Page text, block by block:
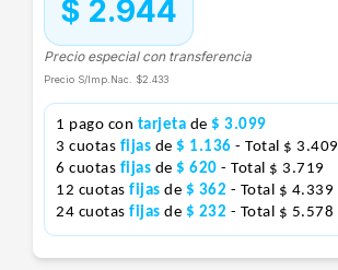
$ 2.944
Precio especial con transferencia
Precio S/Imp.Nac. $2.433
1 pago con tarjeta de $ 3.099
3 cuotas fijas de $ 1.136 - Total $ 3.409
6 cuotas fijas de $ 620 - Total $ 3.719
12 cuotas fijas de $ 362 - Total $ 4.339
24 cuotas fijas de $ 232 - Total $ 5.578